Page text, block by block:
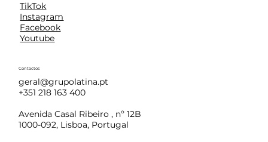
TikTok
Instagram
Facebook
Youtube
Contactos
geral@grupolatina.pt
+351 218 163 400
Avenida Casal Ribeiro , nº 12B
1000-092, Lisboa, Portugal